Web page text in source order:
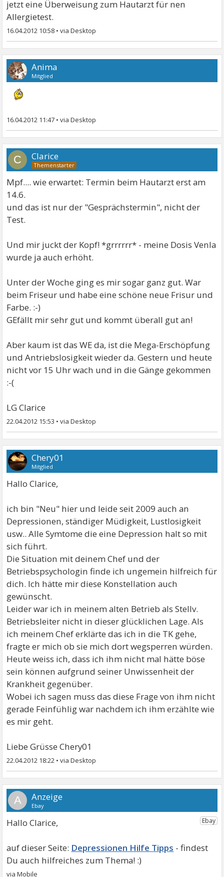
jetzt eine Überweisung zum Hautarzt für nen
Allergietest.
16.04.2012 10:58 •
Anima
Mitglied
16.04.2012 11:47 •
C Clarice
Mpf.... wie erwartet: Termin beim Hautarzt erst am
14.6.
und das ist nur der "Gesprächstermin", nicht der
Test.
Und mir juckt der Kopf! *grrrrrr* - meine Dosis Venla
wurde ja auch erhöht.
Unter der Woche ging es mir sogar ganz gut. War
beim Friseur und habe eine schöne neue Frisur und
Farbe. :-)
GEfällt mir sehr gut und kommt überall gut an!
Aber kaum ist das WE da, ist die Mega-Erschöpfung
und Antriebslosigkeit wieder da. Gestern und heute
nicht vor 15 Uhr wach und in die Gänge gekommen
:-(
LG Clarice
22.04.2012 15:53 •
Chery01
Mitglied
Hallo Clarice,
ich bin "Neu" hier und leide seit 2009 auch an
Depressionen, ständiger Müdigkeit, Lustlosigkeit
usw.. Alle Symtome die eine Depression halt so mit
sich führt.
Die Situation mit deinem Chef und der
Betriebspsychologin finde ich ungemein hilfreich für
dich. Ich hätte mir diese Konstellation auch
gewünscht.
Leider war ich in meinem alten Betrieb als Stellv.
Betriebsleiter nicht in dieser glücklichen Lage. Als
ich meinem Chef erklärte das ich in die TK gehe,
fragte er mich ob sie mich dort wegsperren würden.
Heute weiss ich, dass ich ihm nicht mal hätte böse
sein können aufgrund seiner Unwissenheit der
Krankheit gegenüber.
Wobei ich sagen muss das diese Frage von ihm nicht
gerade Feinfühlig war nachdem ich ihm erzählte wie
es mir geht.
Liebe Grüsse Chery01
22.04.2012 18:22 •
A
Hallo Clarice,
Depressionen Hilfe Tipps